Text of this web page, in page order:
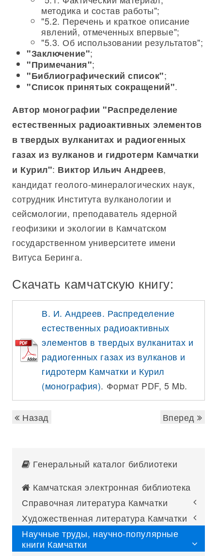
методика и состав работы";
"5.2. Перечень и краткое описание
явлений, отмеченных впервые";
"5.3. Об использовании результатов";
"Заключение";
"Примечания";
"Библиографический список";
"Список принятых сокращений".
Автор монографии "Распределение
естественных радиоактивных элементов
в твердых вулканитах и радиогенных
газах из вулканов и гидротерм Камчатки
и Курил": Виктор Ильич Андреев,
кандидат геолого-минералогических наук,
сотрудник Института вулканологии и
сейсмологии, преподаватель ядерной
геофизики и экологии в Камчатском
государственном университете имени
Витуса Беринга.
Скачать камчатскую книгу:
В. И. Андреев. Распределение
естественных радиоактивных
элементов в твердых вулканитах и
радиогенных газах из вулканов и
гидротерм Камчатки и Курил
(монография). Формат PDF, 5 Mb.
Назад Вперед
Генеральный каталог библиотеки
Камчатская электронная библиотека
Справочная литература Камчатки
Художественная литература Камчатки
Научные труды, научно-популярные
книги Камчатки